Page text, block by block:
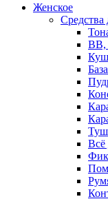
Женское
Средства
BB,
Всё